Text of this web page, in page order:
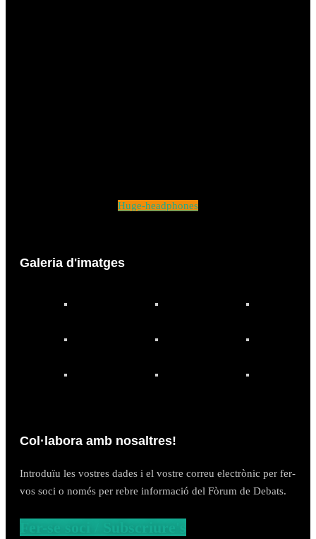
Huge-headphones
Galeria d'imatges
Col·labora amb nosaltres!
Introduïu les vostres dades i el vostre correu electrònic per fer-
vos soci o només per rebre informació del Fòrum de Debats.